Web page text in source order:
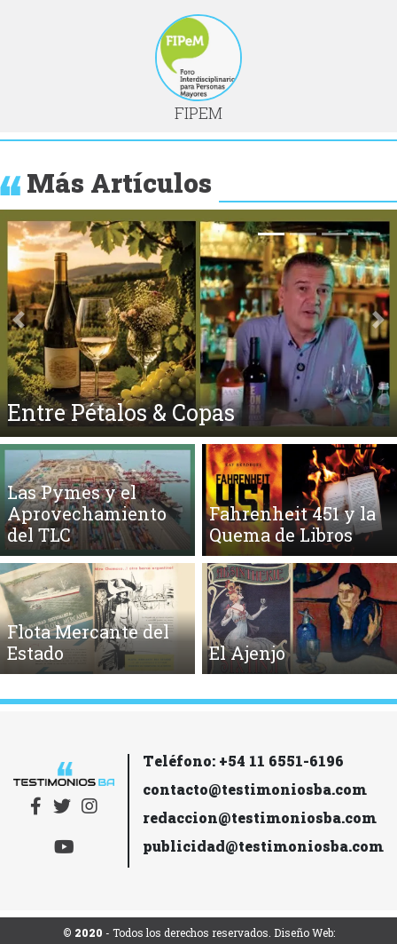
FIPEM
Más Artículos
El Ego y el Amor Extendidos
Anterior
Las Pymes y el
Aprovechamiento
del TLC
Fahrenheit 451 y la
Quema de Libros
Flota Mercante del
Estado
El Ajenjo
Teléfono: +54 11 6551-6196
contacto@testimoniosba.com
redaccion@testimoniosba.com
publicidad@testimoniosba.com
© 2020 - Todos los derechos reservados. Diseño Web: